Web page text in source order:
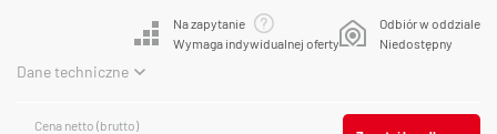
Na zapytanie
Wymaga indywidualnej oferty
Odbiór w oddziale
Niedostępny
Dane techniczne
Cena netto (brutto)